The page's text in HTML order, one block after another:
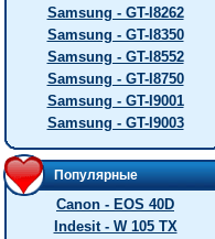
Samsung - GT-I8262
Samsung - GT-I8350
Samsung - GT-I8552
Samsung - GT-I8750
Samsung - GT-I9001
Samsung - GT-I9003
Популярные
Canon - EOS 40D
Indesit - W 105 TX